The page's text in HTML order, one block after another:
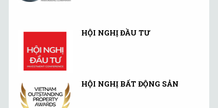
HỘI NGHỊ ĐẦU TƯ
HỘI NGHỊ BẤT ĐỘNG SẢN